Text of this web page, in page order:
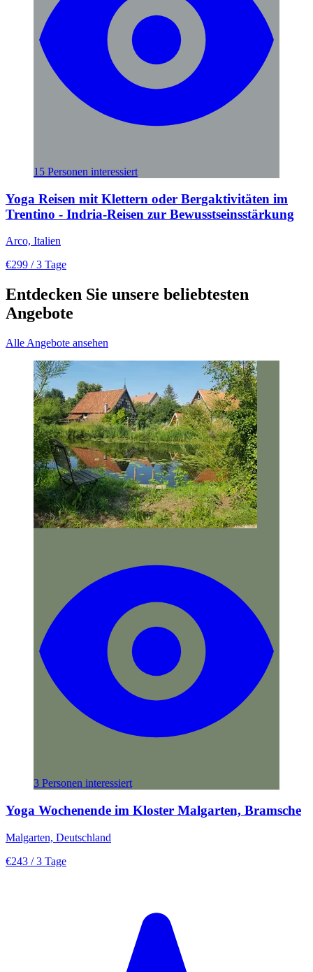
15 Personen interessiert
Yoga Reisen mit Klettern oder Bergaktivitäten im
Trentino - Indria-Reisen zur Bewusstseinsstärkung
Arco, Italien
€299 / 3 Tage
Entdecken Sie unsere beliebtesten
Angebote
Alle Angebote ansehen
3 Personen interessiert
Yoga Wochenende im Kloster Malgarten, Bramsche
Malgarten, Deutschland
€243 / 3 Tage